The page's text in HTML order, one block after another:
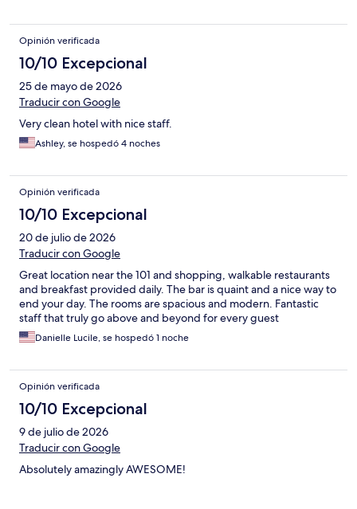
Opinión verificada
10/10 Excepcional
25 de mayo de 2026
Traducir con Google
Very clean hotel with nice staff.
Ashley, se hospedó 4 noches
Opinión verificada
10/10 Excepcional
20 de julio de 2026
Traducir con Google
Great location near the 101 and shopping, walkable restaurants
and breakfast provided daily. The bar is quaint and a nice way to
end your day. The rooms are spacious and modern. Fantastic
staff that truly go above and beyond for every guest
Danielle Lucile, se hospedó 1 noche
Opinión verificada
10/10 Excepcional
9 de julio de 2026
Traducir con Google
Absolutely amazingly AWESOME!